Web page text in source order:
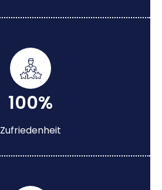
100%
Zufriedenheit